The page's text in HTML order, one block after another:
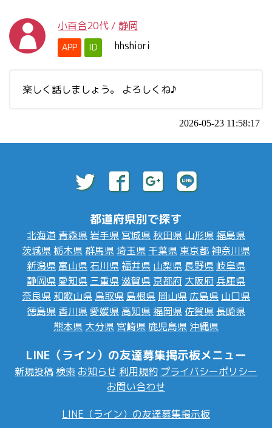
小百合20代 / 静岡
APP ID hhshiori
楽しく話しましょう。 よろしくね♪
2026-05-23 11:58:17
都道府県別で探す
北海道 青森県 岩手県 宮城県 秋田県 山形県福島県
茨城県 栃木県群馬県埼玉県 千葉県 東京都神奈川県
新潟県 富山県 石川県福井県 山梨県 長野県 岐阜県
静岡県愛知県 三重県滋賀県 京都府 大阪府 兵庫県
奈良県 和歌山県 鳥取県 島根県 岡山県 広島県 山口県
徳島県 香川県愛媛県 高知県福岡県 佐賀県 長崎県
熊本県 大分県 宮崎県 鹿児島県 沖縄県
LINE（ライン）の友達募集掲示板メニュー
新規投稿 検索 お知らせ 利用規約 プライバシーポリシー
お問い合わせ
LINE（ライン）の友達募集掲示板